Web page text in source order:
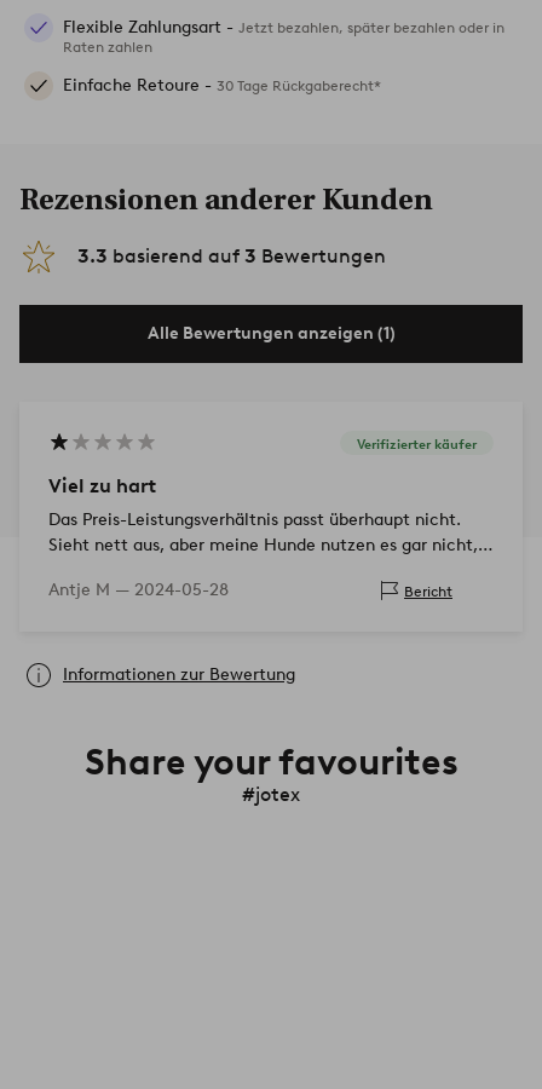
Flexible Zahlungsart - Jetzt bezahlen, später bezahlen oder in
Raten zahlen
Einfache Retoure - 30 Tage Rückgaberecht*
Rezensionen anderer Kunden
3.3 basierend auf 3 Bewertungen
Alle Bewertungen anzeigen (1)
Verifizierter käufer
Viel zu hart
Das Preis-Leistungsverhältnis passt überhaupt nicht.
Sieht nett aus, aber meine Hunde nutzen es gar nicht,
es zurückschicken sollen…
Antje M — 2024-05-28 Bericht
Informationen zur Bewertung
Share your favourites
#jotex